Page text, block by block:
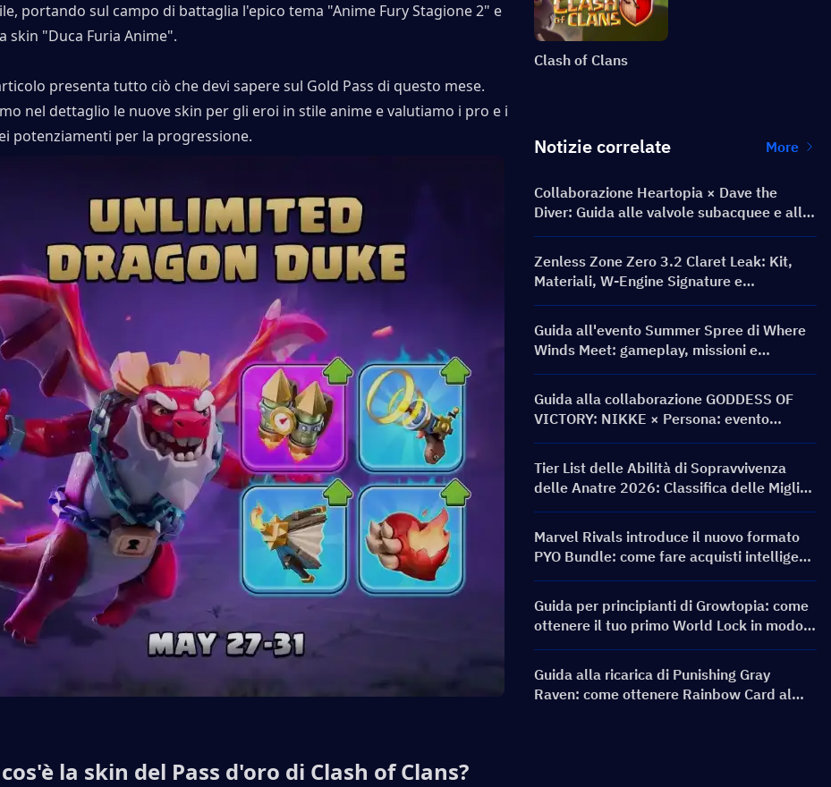
portando sul campo di battaglia l'epico tema "Anime Fury Stagione 2" e
skin "Duca Furia Anime".
presenta tutto ciò che devi sapere sul Gold Pass di questo mese.
nel dettaglio le nuove skin per gli eroi in stile anime e valutiamo i pro e i
potenziamenti per la progressione.
la skin del Pass d'oro di Clash of Clans?
Clash of Clans
Notizie correlate More
Collaborazione Heartopia × Dave the
Diver: Guida alle valvole subacquee e alle
ricompense
Zenless Zone Zero 3.2 Claret Leak: Kit,
Materiali, W-Engine Signature e
Mindscape Cinema
Guida all'evento Summer Spree di Where
Winds Meet: gameplay, missioni e
ricompense
Guida alla collaborazione GODDESS OF
VICTORY: NIKKE × Persona: evento
PERSONA ON FRONTLINE, personaggi,
banner e ricompense
Tier List delle Abilità di Sopravvivenza
delle Anatre 2026: Classifica delle Migliori
Abilità e Guida alle Build
Marvel Rivals introduce il nuovo formato
PYO Bundle: come fare acquisti intelligenti
nell'aggiornamento del negozio della
Stagione 9.5
Guida per principianti di Growtopia: come
ottenere il tuo primo World Lock in modo
rapido e sicuro
Guida alla ricarica di Punishing Gray
Raven: come ottenere Rainbow Card al